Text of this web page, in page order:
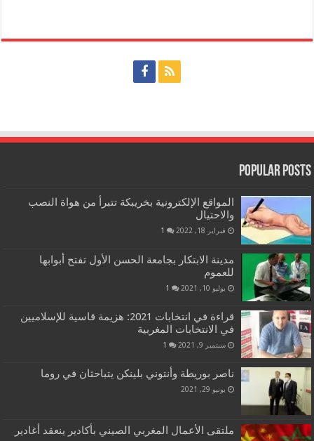
Popular Posts
المواقع الإلكترونية بخريبكة تتبرأ من هواة النصب
والاحتيال
فبراير 18, 2022 1
مدينة الابتكار بجامعة الحسن الأول تفتح أبوابها
للعموم
يوليو 10, 2021 1
قراءة في انتخابات 2021: هزيمة قاسية للإسلاميين
في الانتخابات المغربية
سبتمبر 9, 2021 1
ناصر بوريطة وأنتوني بلينكن يتباحثان في روما
يونيو 29, 2021
ملتقى الأعمال المغربي الصيني بأكادير ينعقد أغادير